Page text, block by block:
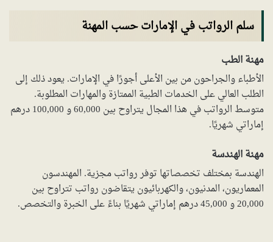
سلم الرواتب في الإمارات حسب المهنة
مهنة الطب
الأطباء والجراحون من بين الأعلى أجورًا في الإمارات. يعود ذلك إلى
الطلب العالي على الخدمات الطبية الممتازة والمهارات المطلوبة.
متوسط الرواتب في هذا المجال يتراوح بين 60,000 و 100,000 درهم
إماراتي شهريًا.
مهنة الهندسة
الهندسة بمختلف تخصصاتها توفر رواتب مجزية. المهندسون
المعماريون، المدنيون، والكهربائيون يتقاضون رواتب تتراوح بين
20,000 و 45,000 درهم إماراتي شهريًا بناءً على الخبرة والتخصص.